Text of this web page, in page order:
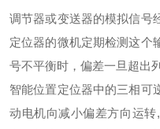
调节器或变送器的模拟信号
定位器的微机定期检测这个
号不平衡时，偏差一旦超出
智能位置定位器中的三相可
动电机向减小偏差方向运